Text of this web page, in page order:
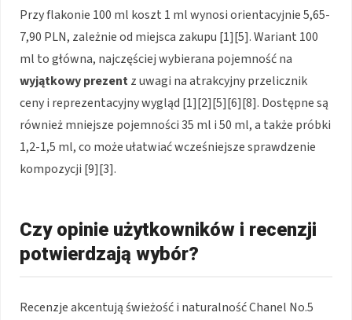
Przy flakonie 100 ml koszt 1 ml wynosi orientacyjnie 5,65-
7,90 PLN, zależnie od miejsca zakupu [1][5]. Wariant 100
ml to główna, najczęściej wybierana pojemność na
wyjątkowy prezentz uwagi na atrakcyjny przelicznik
ceny i reprezentacyjny wygląd [1][2][5][6][8]. Dostępne są
również mniejsze pojemności 35 ml i 50 ml, a także próbki
1,2-1,5 ml, co może ułatwiać wcześniejsze sprawdzenie
kompozycji [9][3].
Czy opinie użytkowników i recenzji
potwierdzają wybór?
Recenzje akcentują świeżość i naturalność Chanel No.5